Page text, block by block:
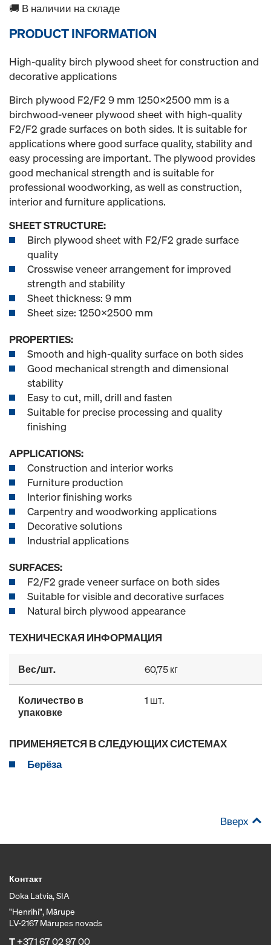
🚚 В наличии на складе
PRODUCT INFORMATION
High-quality birch plywood sheet for construction and
decorative applications
Birch plywood F2/F2 9 mm 1250x2500 mm is a
birchwood-veneer plywood sheet with high-quality
F2/F2 grade surfaces on both sides. It is suitable for
applications where good surface quality, stability and
easy processing are important. The plywood provides
good mechanical strength and is suitable for
professional woodworking, as well as construction,
interior and furniture applications.
SHEET STRUCTURE:
Birch plywood sheet with F2/F2 grade surface
quality
Crosswise veneer arrangement for improved
strength and stability
Sheet thickness: 9 mm
Sheet size: 1250x2500 mm
PROPERTIES:
Smooth and high-quality surface on both sides
Good mechanical strength and dimensional
stability
Easy to cut, mill, drill and fasten
Suitable for precise processing and quality
finishing
APPLICATIONS:
Construction and interior works
Furniture production
Interior finishing works
Carpentry and woodworking applications
Decorative solutions
Industrial applications
SURFACES:
F2/F2 grade veneer surface on both sides
Suitable for visible and decorative surfaces
Natural birch plywood appearance
ТЕХНИЧЕСКАЯ ИНФОРМАЦИЯ
Вес/шт. 60,75 кг
Количество в
упаковке
1 шт.
ПРИМЕНЯЕТСЯ В СЛЕДУЮЩИХ СИСТЕМАХ
Берёза
Вверх
Контакт
Doka Latvia, SIA
"Henrihi", Mārupe
LV-2167 Mārupes novads
T+371 67 02 97 00